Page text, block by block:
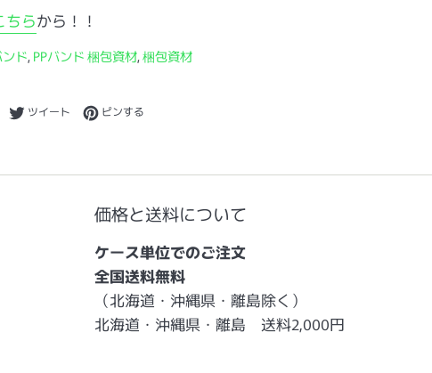
ちらから！！
ンド,PPバンド 梱包資材,梱包資材
Facebookでシェアする
ツイート Twitterに投稿する
ピンする
価格と送料について
ケース単位でのご注文
全国送料無料
（北海道・沖縄県・離島除く）
北海道・沖縄県・離島 送料2,000円